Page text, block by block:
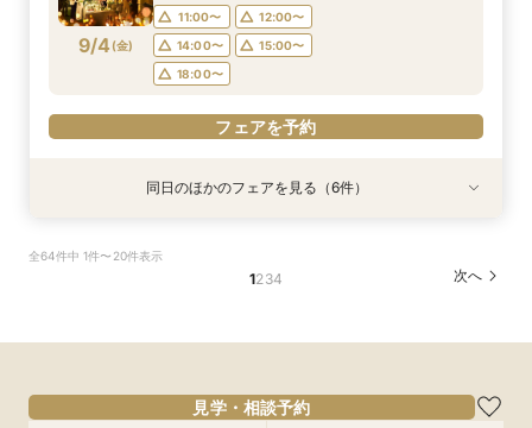
18:00〜
フェアを予約
18:00〜
フェアを予約
18:00〜
フェアを予約
18:00〜
フェアを予約
18:00〜
フェアを予約
フェアを予約
9/4 (金)
11:00〜
12:00〜
14:00〜
15:00〜
18:00〜
フェアを予約
特典あり
9/4
食×お見積り比較
特典あり
9/4
人数婚ALL体験
特典あり
9/4
シュラン試食体験
特典あり
9/4
×貸切邸宅W体験
特典あり
9/4
積相談＆絶品試食
9/4
華10大特典付き
フェアを予約
同日のほかのフェアを見る（6件）
全64件中 1件〜20件表示
1234 次へ
見学・相談予約